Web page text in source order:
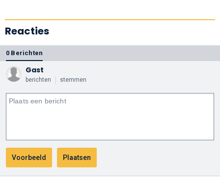
Reacties
0 Berichten
Gast
berichten stemmen